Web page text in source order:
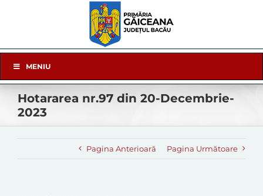
Navigation
MENIU
Hotararea nr.97 din 20-Decembrie-
2023
Pagina Anterioară Pagina Următoare